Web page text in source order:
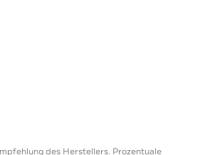
des Herstellers. Prozentuale